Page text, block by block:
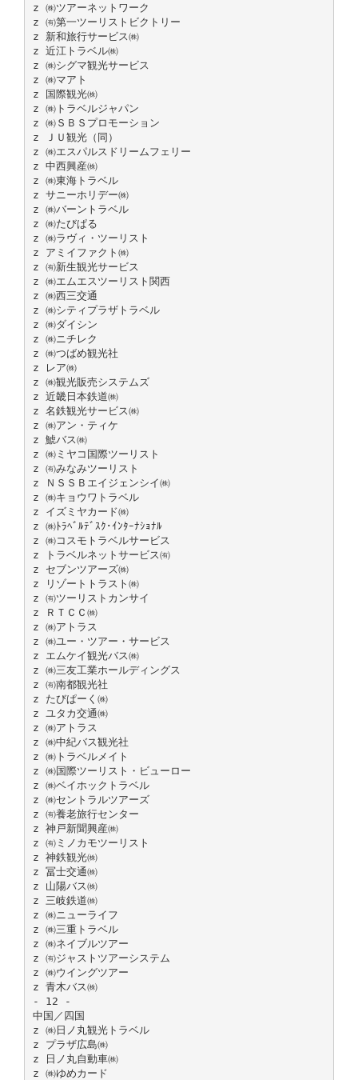
z ㈱ツアーネットワーク
z ㈲第一ツーリストビクトリー
z 新和旅行サービス㈱
z 近江トラベル㈱
z ㈱シグマ観光サービス
z ㈱マアト
z 国際観光㈱
z ㈱トラベルジャパン
z ㈱ＳＢＳプロモーション
z ＪＵ観光（同）
z ㈱エスパルスドリームフェリー
z 中西興産㈱
z ㈱東海トラベル
z サニーホリデー㈱
z ㈱バーントラベル
z ㈱たびぱる
z ㈱ラヴィ・ツーリスト
z アミイファクト㈱
z ㈲新生観光サービス
z ㈱エムエスツーリスト関西
z ㈱西三交通
z ㈱シティプラザトラベル
z ㈱ダイシン
z ㈱ニチレク
z ㈱つばめ観光社
z レア㈱
z ㈱観光販売システムズ
z 近畿日本鉄道㈱
z 名鉄観光サービス㈱
z ㈱アン・ティケ
z 鯱バス㈱
z ㈱ミヤコ国際ツーリスト
z ㈲みなみツーリスト
z ＮＳＳＢエイジェンシイ㈱
z ㈱キョウワトラベル
z イズミヤカード㈱
z ㈱ﾄﾗﾍﾞﾙﾃﾞｽｸ･ｲﾝﾀｰﾅｼｮﾅﾙ
z ㈱コスモトラベルサービス
z トラベルネットサービス㈲
z セブンツアーズ㈱
z リゾートトラスト㈱
z ㈲ツーリストカンサイ
z ＲＴＣＣ㈱
z ㈱アトラス
z ㈱ユー・ツアー・サービス
z エムケイ観光バス㈱
z ㈱三友工業ホールディングス
z ㈲南都観光社
z たびぱーく㈱
z ユタカ交通㈱
z ㈱アトラス
z ㈱中紀バス観光社
z ㈱トラベルメイト
z ㈱国際ツーリスト・ビューロー
z ㈱ベイホックトラベル
z ㈱セントラルツアーズ
z ㈲養老旅行センター
z 神戸新聞興産㈱
z ㈲ミノカモツーリスト
z 神鉄観光㈱
z 冨士交通㈱
z 山陽バス㈱
z 三岐鉄道㈱
z ㈱ニューライフ
z ㈱三重トラベル
z ㈱ネイブルツアー
z ㈲ジャストツアーシステム
z ㈱ウイングツアー
z 青木バス㈱
- 12 -
中国／四国
z ㈱日ノ丸観光トラベル
z プラザ広島㈱
z 日ノ丸自動車㈱
z ㈱ゆめカード